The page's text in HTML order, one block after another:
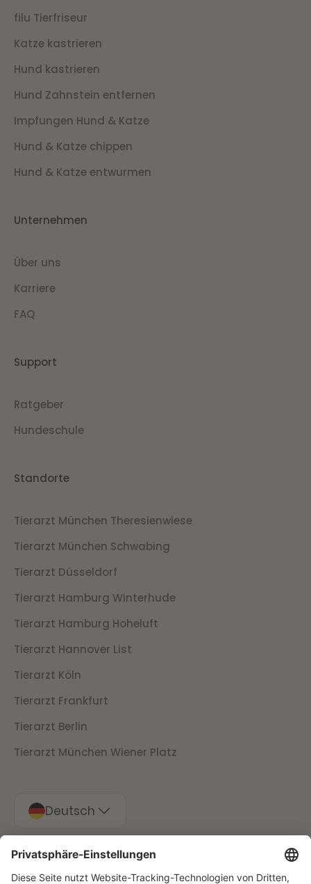
filu Tierfriseur
Katze kastrieren
Hund kastrieren
Hund Zahnstein entfernen
Impfungen Hund & Katze
Hund & Katze chippen
Hund & Katze entwurmen
Unternehmen
Über uns
Karriere
FAQ
Support
Ratgeber
Hundeschule
Standorte
Tierarzt München Theresienwiese
Tierarzt München Schwabing
Tierarzt Düsseldorf
Tierarzt Hamburg Winterhude
Tierarzt Hamburg Hoheluft
Tierarzt Hannover List
Tierarzt Köln
Tierarzt Frankfurt
Tierarzt Berlin
Tierarzt München Wiener Platz
Deutsch